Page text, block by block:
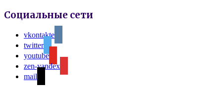
Социальные сети
vkontakte
twitter
youtube
zen-yandex
mail